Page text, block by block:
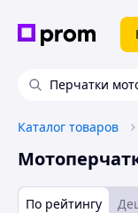
Перчатки
Каталог товаров
По рейтингу